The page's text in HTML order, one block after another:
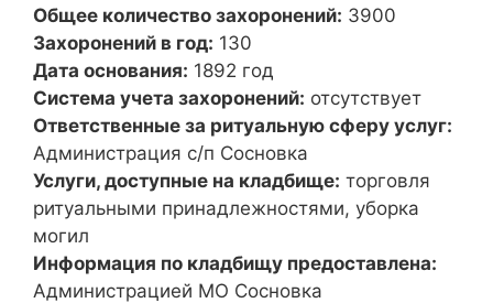
Общее количество захоронений: 3900
Захоронений в год: 130
Дата основания: 1892 год
Система учета захоронений: отсутствует
Ответственные за ритуальную сферу услуг:
Администрация с/п Сосновка
Услуги, доступные на кладбище: торговля
ритуальными принадлежностями, уборка
могил
Информация по кладбищу предоставлена:
Администрацией МО Сосновка